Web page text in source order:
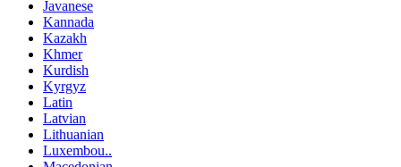
Javanese
Kannada
Kazakh
Khmer
Kurdish
Kyrgyz
Latin
Latvian
Lithuanian
Luxembou..